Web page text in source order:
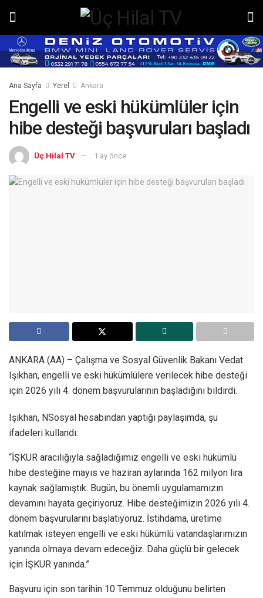
Ana Sayfa Yerel Ankara
Engelli ve eski hükümlüler için
hibe desteği başvuruları başladı
Üç Hilal TV 1 ay önce
ANKARA (AA) – Çalışma ve Sosyal Güvenlik Bakanı Vedat
Işıkhan, engelli ve eski hükümlülere verilecek hibe desteği
için 2026 yılı 4. dönem başvurularının başladığını bildirdi.
Işıkhan, NSosyal hesabından yaptığı paylaşımda, şu
ifadeleri kullandı:
“İŞKUR aracılığıyla sağladığımız engelli ve eski hükümlü
hibe desteğine mayıs ve haziran aylarında 162 milyon lira
kaynak sağlamıştık. Bugün, bu önemli uygulamamızın
devamını hayata geçiriyoruz. Hibe desteğimizin 2026 yılı 4.
dönem başvurularını başlatıyoruz. İstihdama, üretime
katılmak isteyen engelli ve eski hükümlü vatandaşlarımızın
yanında olmaya devam edeceğiz. Daha güçlü bir gelecek
için İŞKUR yanında.”
Başvuru için son tarihin 10 Temmuz olduğunu belirten